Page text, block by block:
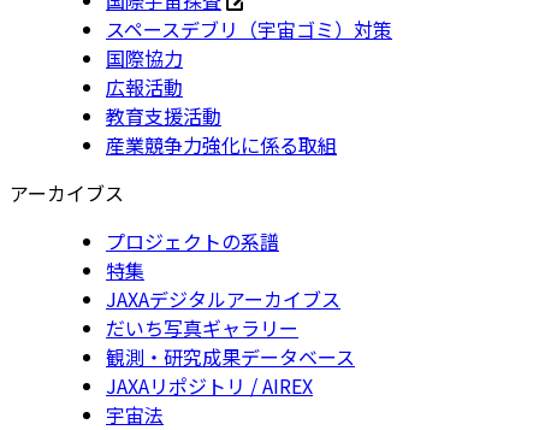
スペースデブリ（宇宙ゴミ）対策
国際協力
広報活動
教育支援活動
産業競争力強化に係る取組
アーカイブス
プロジェクトの系譜
特集
JAXAデジタルアーカイブス
だいち写真ギャラリー
観測・研究成果データベース
JAXAリポジトリ / AIREX
宇宙法